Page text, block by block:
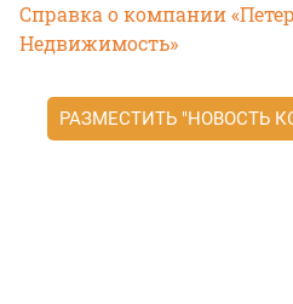
Справка о компании
Недвижимость»
РАЗМЕСТИТЬ "НОВОСТЬ